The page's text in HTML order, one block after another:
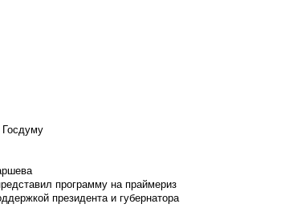
программу на праймериз
президента и губернатора